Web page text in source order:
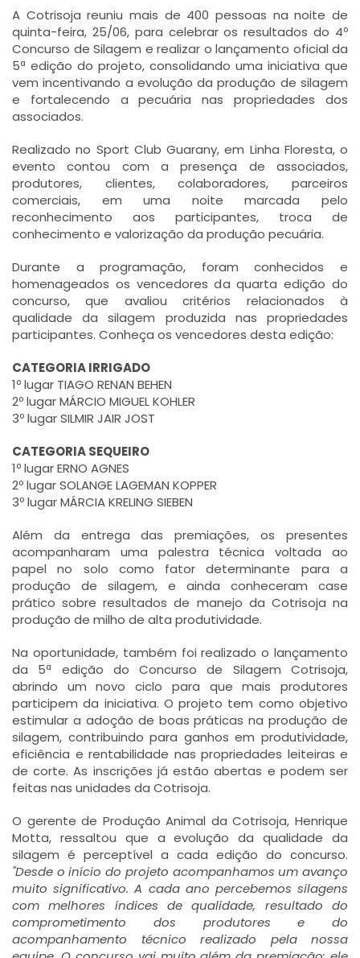
A Cotrisoja reuniu mais de 400 pessoas na noite de
quinta-feira, 25/06, para celebrar os resultados do 4º
Concurso de Silagem e realizar o lançamento oficial da
5ª edição do projeto, consolidando uma iniciativa que
vem incentivando a evolução da produção de silagem
e fortalecendo a pecuária nas propriedades dos
associados.
Realizado no Sport Club Guarany, em Linha Floresta, o
evento contou com a presença de associados,
produtores, clientes, colaboradores, parceiros
comerciais, em uma noite marcada pelo
reconhecimento aos participantes, troca de
conhecimento e valorização da produção pecuária.
Durante a programação, foram conhecidos e
homenageados os vencedores da quarta edição do
concurso, que avaliou critérios relacionados à
qualidade da silagem produzida nas propriedades
participantes. Conheça os vencedores desta edição:
CATEGORIA IRRIGADO
1º lugar TIAGO RENAN BEHEN
2º lugar MÁRCIO MIGUEL KOHLER
3º lugar SILMIR JAIR JOST
CATEGORIA SEQUEIRO
1º lugar ERNO AGNES
2º lugar SOLANGE LAGEMAN KOPPER
3º lugar MÁRCIA KRELING SIEBEN
Além da entrega das premiações, os presentes
acompanharam uma palestra técnica voltada ao
papel no solo como fator determinante para a
produção de silagem, e ainda conheceram case
prático sobre resultados de manejo da Cotrisoja na
produção de milho de alta produtividade.
Na oportunidade, também foi realizado o lançamento
da 5ª edição do Concurso de Silagem Cotrisoja,
abrindo um novo ciclo para que mais produtores
participem da iniciativa. O projeto tem como objetivo
estimular a adoção de boas práticas na produção de
silagem, contribuindo para ganhos em produtividade,
eficiência e rentabilidade nas propriedades leiteiras e
de corte. As inscrições já estão abertas e podem ser
feitas nas unidades da Cotrisoja.
O gerente de Produção Animal da Cotrisoja, Henrique
Motta, ressaltou que a evolução da qualidade da
silagem é perceptível a cada edição do concurso.
"Desde o início do projeto acompanhamos um avanço
muito significativo. A cada ano percebemos silagens
com melhores índices de qualidade, resultado do
comprometimento dos produtores e do
acompanhamento técnico realizado pela nossa